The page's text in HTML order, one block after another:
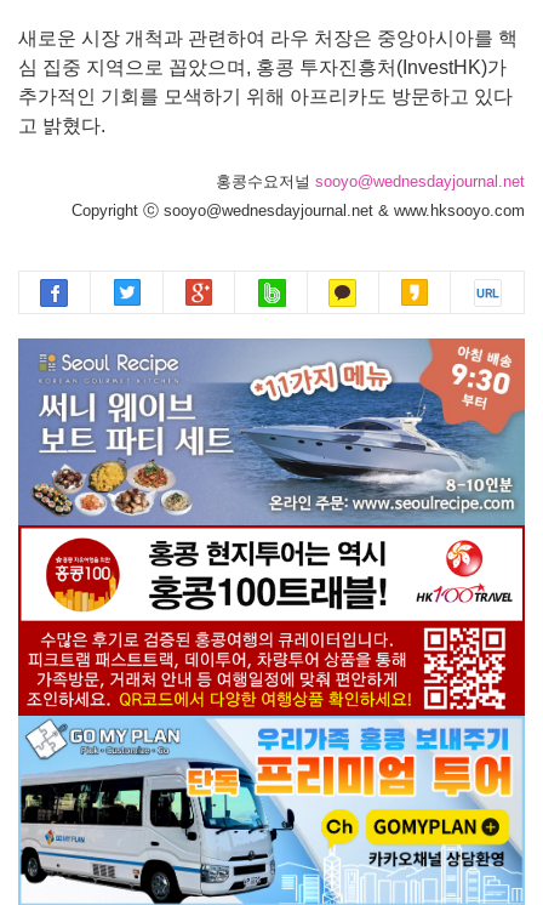
새로운 시장 개척과 관련하여 라우 처장은 중앙아시아를 핵
심 집중 지역으로 꼽았으며, 홍콩 투자진흥처(InvestHK)가
추가적인 기회를 모색하기 위해 아프리카도 방문하고 있다
고 밝혔다.
홍콩수요저널 sooyo@wednesdayjournal.net
Copyright ⓒ sooyo@wednesdayjournal.net & www.hksooyo.com